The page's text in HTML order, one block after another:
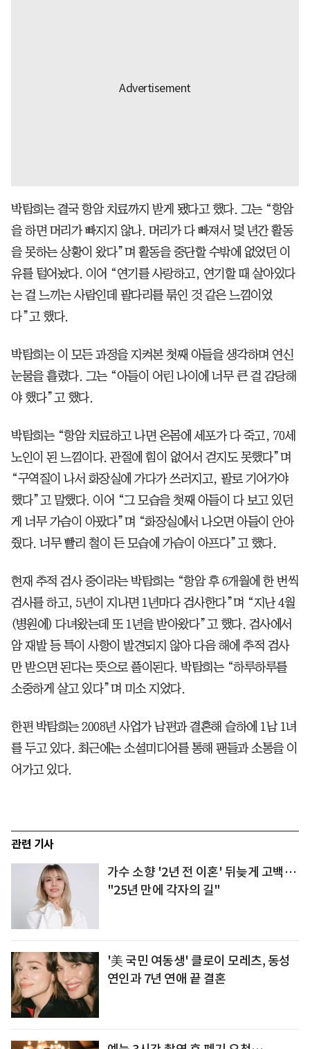
박탐희는 결국 항암 치료까지 받게 됐다고 했다. 그는 “항암
을 하면 머리가 빠지지 않나. 머리가 다 빠져서 몇 년간 활동
을 못하는 상황이 왔다”며 활동을 중단할 수밖에 없었던 이
유를 털어놨다. 이어 “연기를 사랑하고, 연기할 때 살아있다
는 걸 느끼는 사람인데 팔다리를 묶인 것 같은 느낌이었
다”고 했다.
박탐희는 이 모든 과정을 지켜본 첫째 아들을 생각하며 연신
눈물을 흘렸다. 그는 “아들이 어린 나이에 너무 큰 걸 감당해
야 했다”고 했다.
박탐희는 “항암 치료하고 나면 온몸에 세포가 다 죽고, 70세
노인이 된 느낌이다. 관절에 힘이 없어서 걷지도 못했다”며
“구역질이 나서 화장실에 가다가 쓰러지고, 팔로 기어가야
했다”고 말했다. 이어 “그 모습을 첫째 아들이 다 보고 있던
게 너무 가슴이 아팠다”며 “화장실에서 나오면 아들이 안아
줬다. 너무 빨리 철이 든 모습에 가슴이 아프다”고 했다.
현재 추적 검사 중이라는 박탐희는 “항암 후 6개월에 한 번씩
검사를 하고, 5년이 지나면 1년마다 검사한다”며 “지난 4월
(병원에) 다녀왔는데 또 1년을 받아왔다”고 했다. 검사에서
암 재발 등 특이 사항이 발견되지 않아 다음 해에 추적 검사
만 받으면 된다는 뜻으로 풀이된다. 박탐희는 “하루하루를
소중하게 살고 있다”며 미소 지었다.
한편 박탐희는 2008년 사업가 남편과 결혼해 슬하에 1남 1녀
를 두고 있다. 최근에는 소셜미디어를 통해 팬들과 소통을 이
어가고 있다.
관련 기사
가수 소향 '2년 전 이혼' 뒤늦게 고백…
"25년 만에 각자의 길"
'美 국민 여동생' 클로이 모레츠, 동성
연인과 7년 연애 끝 결혼